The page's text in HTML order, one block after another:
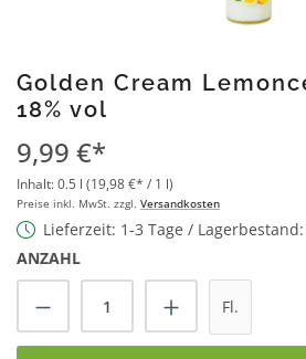
Golden Cream
18% vol
9,99 €*
Inhalt:0.5 l (19,98 €* / 1 l)
Preise inkl. MwSt. zzgl. Versandkosten
Lieferzeit: 1-3 Tage / Lagerbestand:
ANZAHL
Produkt Anzahl: Gib
Fl.